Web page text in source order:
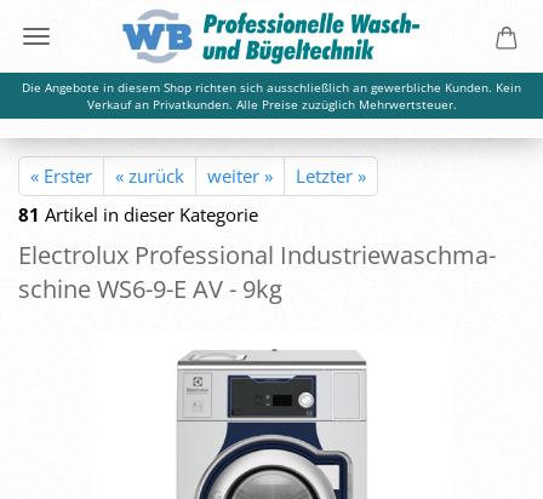
Die Angebote in diesem Shop richten sich ausschließlich an gewerbliche Kunden. Kein
Verkauf an Privatkunden. Alle Preise zuzüglich Mehrwertsteuer.
« Erster « zurück weiter »
Letzter »
81 Artikel in dieser Kategorie
Elec­tro­lux Pro­fes­sio­nal In­dus­trie­wasch­ma­
schi­ne WS6-​9-E AV - 9kg